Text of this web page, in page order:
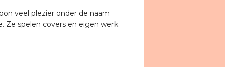
veel plezier onder de naam
Ze spelen covers en eigen werk.